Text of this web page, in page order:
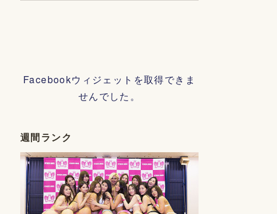
Facebookウィジェットを取得できま
せんでした。
週間ランク